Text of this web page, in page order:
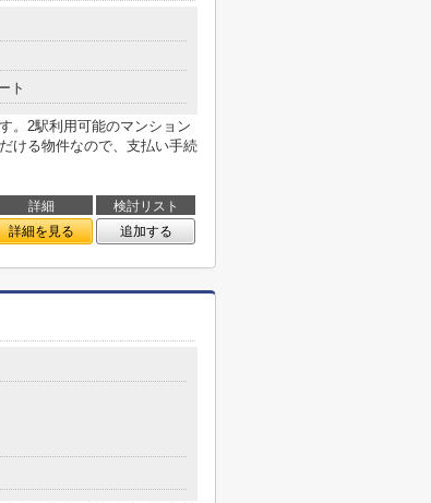
ト
。2駅利用可能のマンション
ける物件なので、支払い手続
詳細
検討リスト
詳細を見る 追加する